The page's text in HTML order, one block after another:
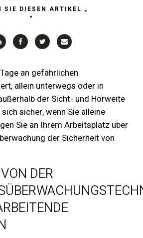
SIE DIESEN ARTIKEL „
“
an gefährlichen
allein unterwegs oder in
der Sicht- und Hörweite
sich sicher, wenn Sie alleine
Sie an Ihrem Arbeitsplatz über
der Sicherheit von
DER